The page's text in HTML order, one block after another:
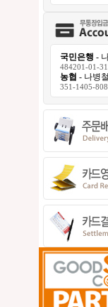
국민은행 -
484201-01-
농협 - 나병철
351-1405-